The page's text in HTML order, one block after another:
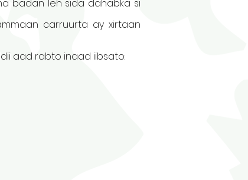
badan leh sida dahabka si
carruurta ay xirtaan
aad rabto inaad iibsato: